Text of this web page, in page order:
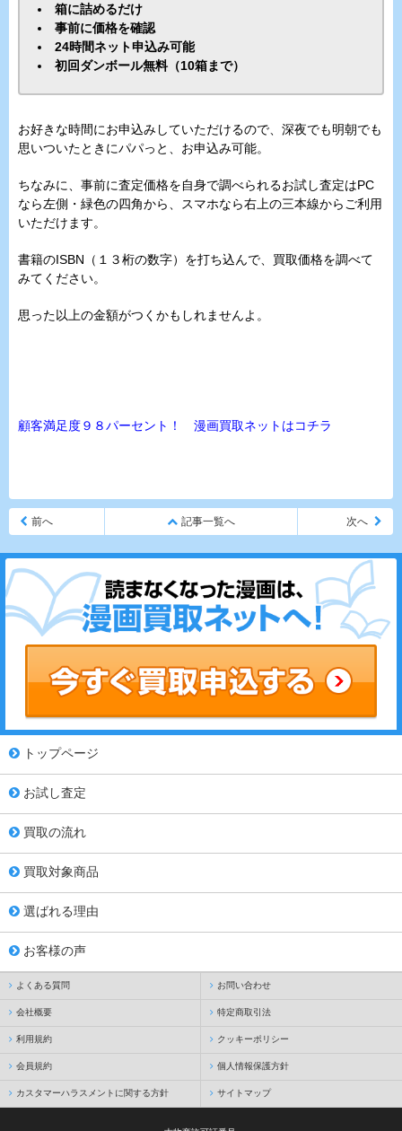
箱に詰めるだけ
事前に価格を確認
24時間ネット申込み可能
初回ダンボール無料（10箱まで）
お好きな時間にお申込みしていただけるので、深夜でも明朝でも
思いついたときにパパっと、お申込み可能。
ちなみに、事前に査定価格を自身で調べられるお試し査定はPC
なら左側・緑色の四角から、スマホなら右上の三本線からご利用
いただけます。
書籍のISBN（１３桁の数字）を打ち込んで、買取価格を調べて
みてください。
思った以上の金額がつくかもしれませんよ。
顧客満足度９８パーセント！ 漫画買取ネットはコチラ
前へ 記事一覧へ 次へ
トップページ
お試し査定
買取の流れ
買取対象商品
選ばれる理由
お客様の声
よくある質問 お問い合わせ
会社概要 特定商取引法
利用規約 クッキーポリシー
会員規約 個人情報保護方針
カスタマーハラスメントに関する方針 サイトマップ